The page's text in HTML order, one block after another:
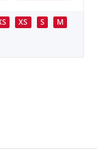
XS S
M